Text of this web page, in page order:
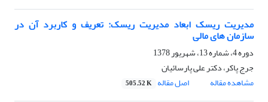
مدیریت ریسک ابعاد مدیریت ریسک: تعریف و کاربرد آن در
سازمان های مالی
دوره 4، شماره 13، شهریور 1378
جرج پاکر، دکتر علی پارسائیان
مشاهده مقاله
اصل مقاله 505.52 K